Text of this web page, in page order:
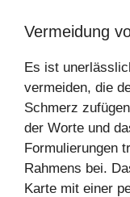
Vermeidung
Es ist
vermeiden, die
Schmerz
der Worte und
Formulierungen
Rahmens bei.
Karte mit einer